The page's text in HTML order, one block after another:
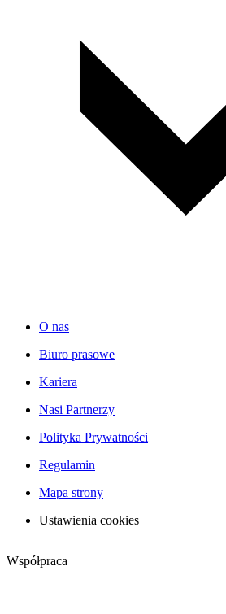
O nas
Biuro prasowe
Kariera
Nasi Partnerzy
Polityka Prywatności
Regulamin
Mapa strony
Ustawienia cookies
Współpraca